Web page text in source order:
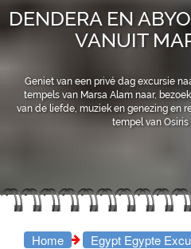
DENDERA EN
VANUIT
Geniet van een privé dag excursie
tempels van Marsa Alam naar,
van de liefde, muziek en genezing en
tempel van
Home
Egypt Egypte